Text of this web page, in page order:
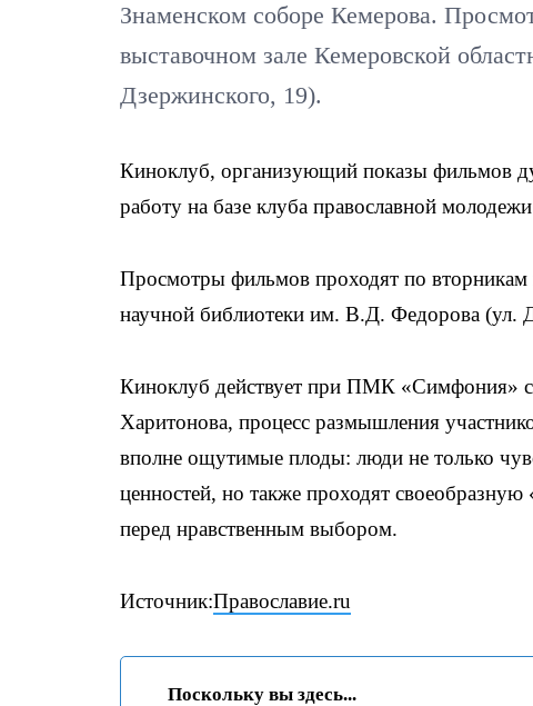
Знаменском соборе Кемерова.
выставочном зале Кемеровской
Дзержинского, 19).
Киноклуб, организующий показы фильмов
работу на базе клуба православной
Просмотры фильмов проходят по вторникам
научной библиотеки им. В.Д. Федорова (ул.
Киноклуб действует при ПМК «Симфония» с
Харитонова, процесс размышления
вполне ощутимые плоды: люди не только
ценностей, но также проходят
перед нравственным выбором.
Источник:Православие.ru
Поскольку вы здесь...